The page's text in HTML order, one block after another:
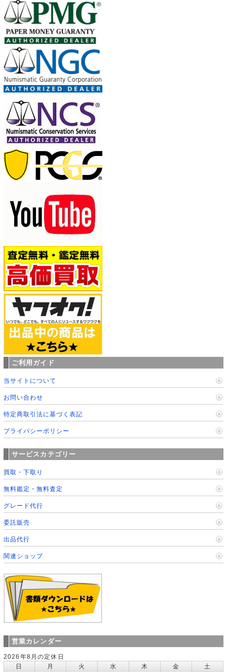
ご利用ガイド
当サイトについて
お問い合わせ
特定商取引法に基づく表記
プライバシーポリシー
サービスカテゴリー
買取・下取り
無料鑑定・無料査定
グレード代行
委託販売
出品代行
関連ショップ
営業カレンダー
2026年8月の定休日
日
月 火 水 木 金
土